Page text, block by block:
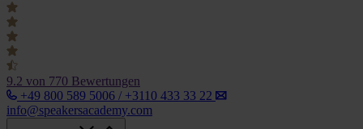
9.2 von 770 Bewertungen
+49 800 589 5006 / +3110 433 33 22
info@speakersacademy.com